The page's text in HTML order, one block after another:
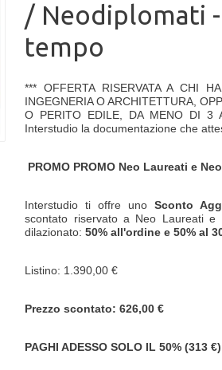
/ Neodiplomati
tempo
*** OFFERTA RISERVATA A CHI
INGEGNERIA O ARCHITETTURA,
O PERITO EDILE, DA MENO DI 3
Interstudio la documentazione che
PROMO PROMO Neo Laureati e
Interstudio ti offre unoSconto
scontato riservato a Neo Laureati
dilazionato:50% all'ordine e 50% al
Listino: 1.390,00 €
Prezzo scontato: 626,00 €
PAGHI ADESSO SOLO IL 50% (313 €)